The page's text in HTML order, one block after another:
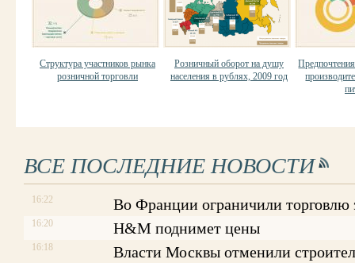
Структура участников рынка
розничной торговли
Розничный оборот на душу
населения в рублях, 2009 год
ВСЕ ПОСЛЕДНИЕ НОВОСТИ
16:22 Во Франции ограничили торговлю
16:20 H&M поднимет цены
16:18
Власти Москвы отменили